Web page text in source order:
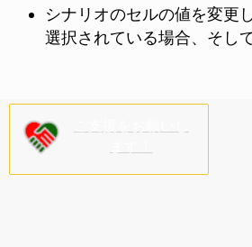
シナリオのセルの値を変更
選択されている場合、そし